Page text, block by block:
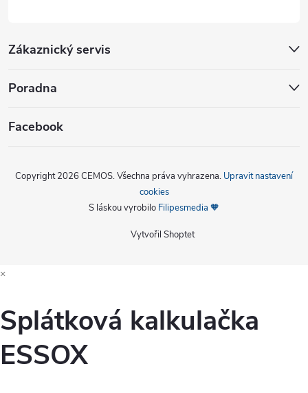
Zákaznický servis
Poradna
Facebook
Vytvořil Shoptet
Copyright 2026 CEMOS. Všechna práva vyhrazena. Upravit nastavení
cookies
S láskou vyrobilo Filipesmedia 🧡
×
Splátková kalkulačka
ESSOX